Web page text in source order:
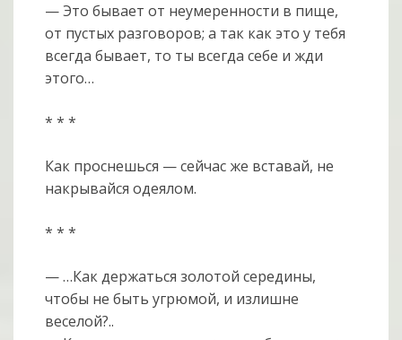
— Это бывает от неумеренности в пище,
от пустых разговоров; а так как это у тебя
всегда бывает, то ты всегда себе и жди
этого…
* * *
Как проснешься — сейчас же вставай, не
накрывайся одеялом.
* * *
— …Как держаться золотой середины,
чтобы не быть угрюмой, и излишне
веселой?..